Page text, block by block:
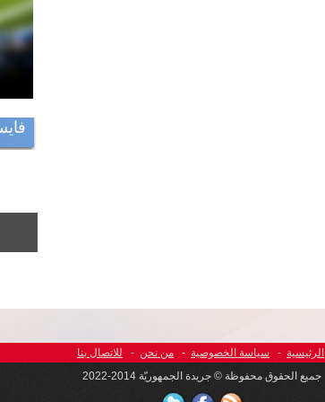
الرئيسية - سياسة الخصوصية - من نحن -
للاتصال بنا
جميع الحقوق محفوظة © جريدة الجمهوريّة 2014-2022